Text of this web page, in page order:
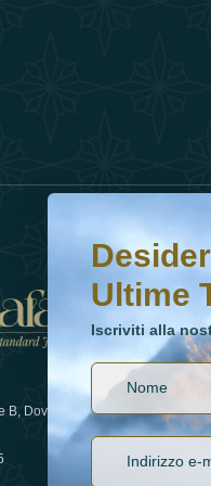
B, Dover, DE
Come la
lusso nel
Desideri saperne di
Iscriviti alla nostra
Ultime
Iscriviti alla